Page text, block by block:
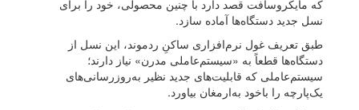
که مایکروسافت قصد دارد با چنین محصولی، خود را برای
نسل جدید دستگاه‌ها آماده سازد.
طبق تعریف غول نرم‌افزاری ساکنِ ردموند، این نسل از
دستگاه‌ها قطعاً به «سیستم‌عاملی مدرن» نیاز دارند؛
سیستم‌عاملی که قابلیت‌های جدید نظیر به‌روزرسانی‌های
یک‌پارچه را با‌خود به‌ارمغان بیاورد.